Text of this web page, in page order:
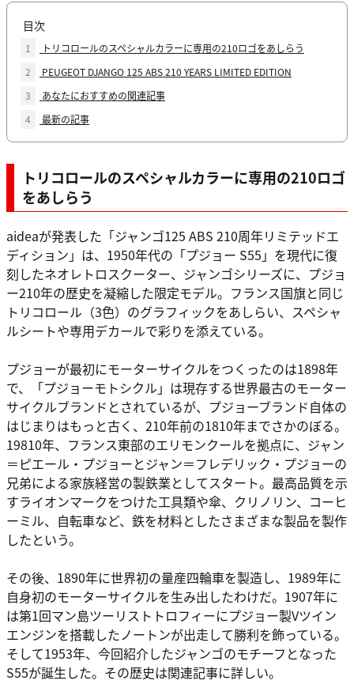
目次
1
トリコロールのスペシャルカラーに専用の210ロゴをあしらう
2
PEUGEOT DJANGO 125 ABS 210 YEARS LIMITED EDITION
3
あなたにおすすめの関連記事
4
最新の記事
トリコロールのスペシャルカラーに専用の210ロゴ
をあしらう
aideaが発表した「ジャンゴ125 ABS 210周年リミテッドエ
ディション」は、1950年代の「プジョー S55」を現代に復
刻したネオレトロスクーター、ジャンゴシリーズに、プジョ
ー210年の歴史を凝縮した限定モデル。フランス国旗と同じ
トリコロール（3色）のグラフィックをあしらい、スペシャ
ルシートや専用デカールで彩りを添えている。
プジョーが最初にモーターサイクルをつくったのは1898年
で、「プジョーモトシクル」は現存する世界最古のモーター
サイクルブランドとされているが、プジョーブランド自体の
はじまりはもっと古く、210年前の1810年までさかのぼる。
19810年、フランス東部のエリモンクールを拠点に、ジャン
＝ピエール・プジョーとジャン＝フレデリック・プジョーの
兄弟による家族経営の製鉄業としてスタート。最高品質を示
すライオンマークをつけた工具類や傘、クリノリン、コーヒ
ーミル、自転車など、鉄を材料としたさまざまな製品を製作
したという。
その後、1890年に世界初の量産四輪車を製造し、1989年に
自身初のモーターサイクルを生み出したわけだ。1907年に
は第1回マン島ツーリストトロフィーにプジョー製Vツイン
エンジンを搭載したノートンが出走して勝利を飾っている。
そして1953年、今回紹介したジャンゴのモチーフとなった
S55が誕生した。その歴史は関連記事に詳しい。